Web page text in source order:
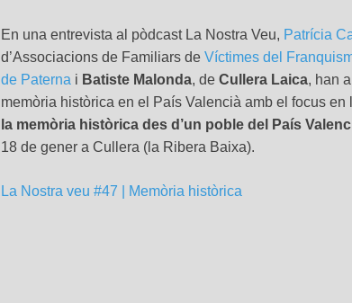
En una entrevista al pòdcast La Nostra Veu, Patrícia
d’Associacions de Familiars de Víctimes del
de Paterna i Batiste Malonda, de Cullera Laica, han
memòria històrica en el País Valencià amb el focus en
la memòria històrica des d’un poble del País
18 de gener a Cullera (la Ribera Baixa).
La Nostra veu #47 | Memòria històrica